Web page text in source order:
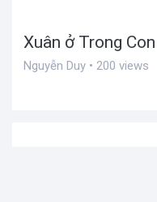
Xuân ở Trong Con
Nguyễn Duy • 200 views